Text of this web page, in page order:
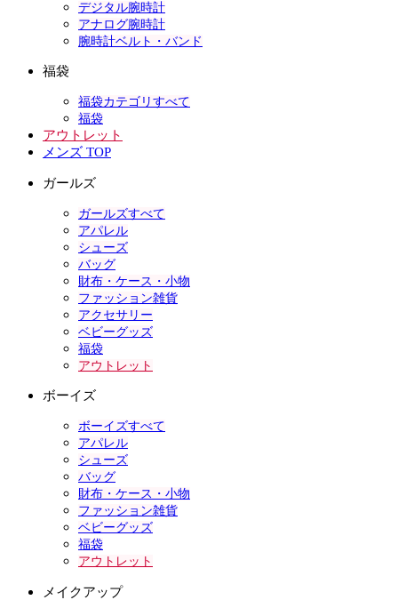
デジタル腕時計
アナログ腕時計
腕時計ベルト・バンド
福袋
福袋カテゴリすべて
福袋
アウトレット
メンズ TOP
ガールズ
ガールズすべて
アパレル
シューズ
バッグ
財布・ケース・小物
ファッション雑貨
アクセサリー
ベビーグッズ
福袋
アウトレット
ボーイズ
ボーイズすべて
アパレル
シューズ
バッグ
財布・ケース・小物
ファッション雑貨
ベビーグッズ
福袋
アウトレット
メイクアップ